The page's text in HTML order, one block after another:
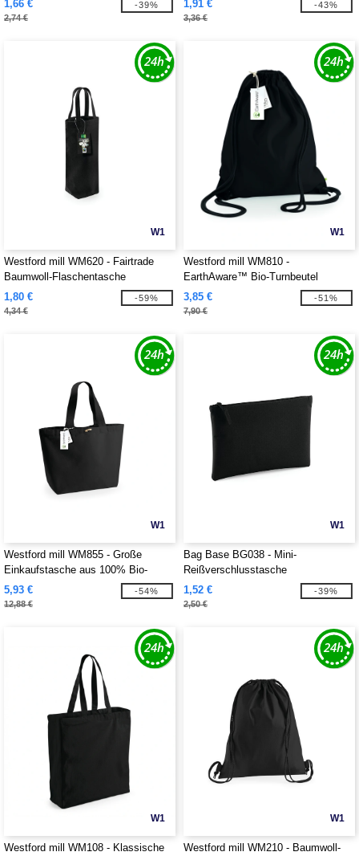
1,66 €
2,74 €
-39% 1,91 €
3,36 €
-43%
W1
Westford mill WM620 - Fairtrade
Baumwoll-Flaschentasche
1,80 €
4,34 €
-59%
W1
Westford mill WM810 -
EarthAware™ Bio-Turnbeutel
3,85 €
7,90 €
-51%
W1
Westford mill WM855 - Große
Einkaufstasche aus 100% Bio-
Baumwolle
5,93 €
12,88 €
-54%
W1
Bag Base BG038 - Mini-
Reißverschlusstasche
1,52 €
2,50 €
-39%
W1
Westford mill WM108 - Klassische
W1
Westford mill WM210 - Baumwoll-